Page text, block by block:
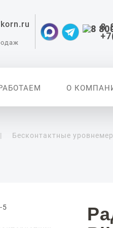
8
О
|
Бесконтактные
5